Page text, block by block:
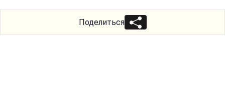
Поделиться